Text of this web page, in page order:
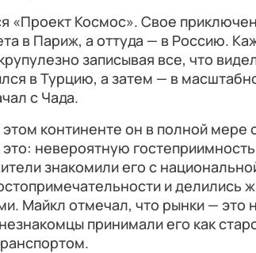
«Проект Космос». Свое
в Париж, а оттуда — в Россию.
записывая все, что
в Турцию, а затем — в
с Чада.
континенте он в полной мере
это: невероятную
знакомили его с
и делились
Майкл отмечал, что рынки — это
принимали его как